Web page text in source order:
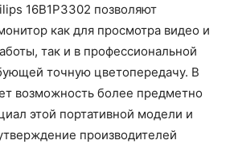
16B1P3302 позволяют
как для просмотра видео и
так и в профессиональной
точную цветопередачу. В
возможность более предметно
этой портативной модели и
производителей